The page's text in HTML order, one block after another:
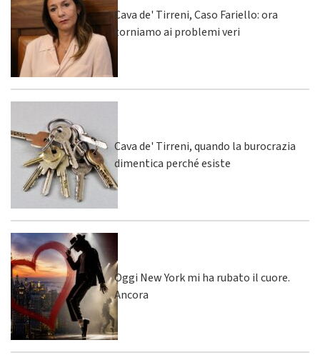
Cava de' Tirreni, Caso Fariello: ora
torniamo ai problemi veri
Cava de' Tirreni, quando la burocrazia
dimentica perché esiste
Oggi New York mi ha rubato il cuore.
Ancora